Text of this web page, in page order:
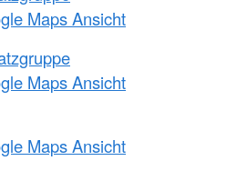
Maps Ansicht
Maps Ansicht
Maps Ansicht